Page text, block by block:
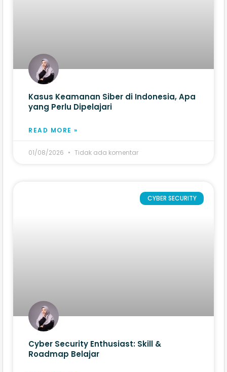
Kasus Keamanan Siber di Indonesia, Apa
yang Perlu Dipelajari
READ MORE »
01/08/2026 Tidak ada komentar
CYBER SECURITY
Cyber Security Enthusiast: Skill &
Roadmap Belajar